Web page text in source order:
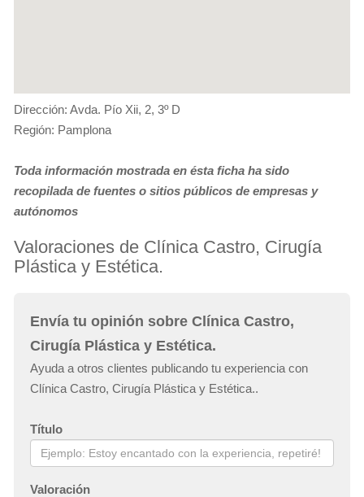
Dirección: Avda. Pío Xii, 2, 3º D
Región: Pamplona
Toda información mostrada en ésta ficha ha sido
recopilada de fuentes o sitios públicos de empresas y
autónomos
Valoraciones de Clínica Castro, Cirugía
Plástica y Estética.
Envía tu opinión sobre Clínica Castro,
Cirugía Plástica y Estética.
Ayuda a otros clientes publicando tu experiencia con
Clínica Castro, Cirugía Plástica y Estética..
Título
Valoración